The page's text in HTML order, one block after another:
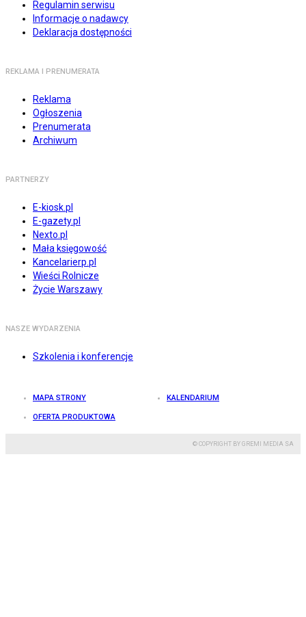
Regulamin serwisu
Informacje o nadawcy
Deklaracja dostępności
REKLAMA I PRENUMERATA
Reklama
Ogłoszenia
Prenumerata
Archiwum
PARTNERZY
E-kiosk.pl
E-gazety.pl
Nexto.pl
Mała księgowość
Kancelarierp.pl
Wieści Rolnicze
Życie Warszawy
NASZE WYDARZENIA
Szkolenia i konferencje
MAPA STRONY KALENDARIUM
OFERTA PRODUKTOWA
© COPYRIGHT BY GREMI MEDIA SA